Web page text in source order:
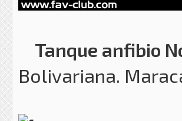
Tanque anfibio
Bolivariana.